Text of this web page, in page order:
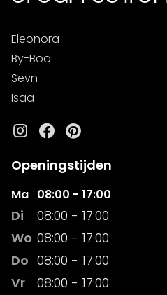
Eleonora
By-Boo
Sevn
Isaa
Instagram
Facebook
Pinterest
Openingstijden
Ma 08:00 - 17:00
Di
08:00 - 17:00
Wo 08:00 - 17:00
Do 08:00 - 17:00
Vr
08:00 - 17:00